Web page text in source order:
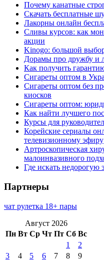
Почему канатные
Скачать бесплатные
Лакорны онлайн
Сливы курсов: как
акции
Kinogo: большой
Дорамы про дружбу и
Как получить
Сигареты оптом в
Сигареты оптом без
киосков
Сигареты оптом:
Как найти лучшего
Курсы для
Корейские сериалы
телевизионному эфиру
Артроскопическая
малоинвазивного
Где искать недорогую
Партнеры
чат рулетка 18+ пары
Август 2026
Пн Вт Ср Чт Пт Сб Вс
1
2
3
4 5 6 7 8 9